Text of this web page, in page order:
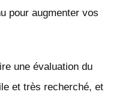
pour augmenter vos
une évaluation du
et très recherché, et